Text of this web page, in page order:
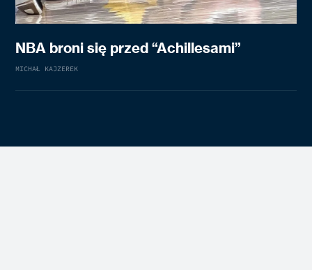
NBA broni się przed “Achillesami”
MICHAŁ KAJZEREK